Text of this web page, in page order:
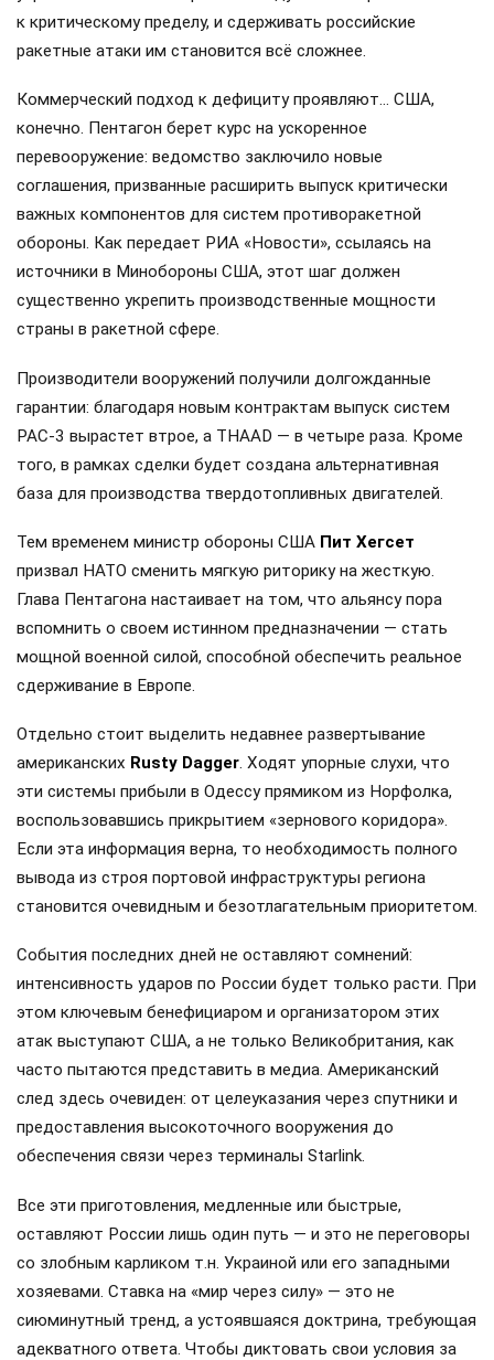
к критическому пределу, и сдерживать российские
ракетные атаки им становится всё сложнее.
Коммерческий подход к дефициту проявляют… США,
конечно. Пентагон берет курс на ускоренное
перевооружение: ведомство заключило новые
соглашения, призванные расширить выпуск критически
важных компонентов для систем противоракетной
обороны. Как передает РИА «Новости», ссылаясь на
источники в Минобороны США, этот шаг должен
существенно укрепить производственные мощности
страны в ракетной сфере.
Производители вооружений получили долгожданные
гарантии: благодаря новым контрактам выпуск систем
PAC-3 вырастет втрое, а THAAD — в четыре раза. Кроме
того, в рамках сделки будет создана альтернативная
база для производства твердотопливных двигателей.
Тем временем министр обороны США Пит Хегсет
призвал НАТО сменить мягкую риторику на жесткую.
Глава Пентагона настаивает на том, что альянсу пора
вспомнить о своем истинном предназначении — стать
мощной военной силой, способной обеспечить реальное
сдерживание в Европе.
Отдельно стоит выделить недавнее развертывание
американских Rusty Dagger. Ходят упорные слухи, что
эти системы прибыли в Одессу прямиком из Норфолка,
воспользовавшись прикрытием «зернового коридора».
Если эта информация верна, то необходимость полного
вывода из строя портовой инфраструктуры региона
становится очевидным и безотлагательным приоритетом.
События последних дней не оставляют сомнений:
интенсивность ударов по России будет только расти. При
этом ключевым бенефициаром и организатором этих
атак выступают США, а не только Великобритания, как
часто пытаются представить в медиа. Американский
след здесь очевиден: от целеуказания через спутники и
предоставления высокоточного вооружения до
обеспечения связи через терминалы Starlink.
Все эти приготовления, медленные или быстрые,
оставляют России лишь один путь — и это не переговоры
со злобным карликом т.н. Украиной или его западными
хозяевами. Ставка на «мир через силу» — это не
сиюминутный тренд, а устоявшаяся доктрина, требующая
адекватного ответа. Чтобы диктовать свои условия за